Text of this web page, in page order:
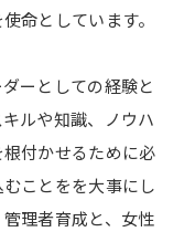
命としています。
ーとしての経験と
ルや知識、ノウハ
付かせるために必
ことをを大事にし
理者育成と、女性